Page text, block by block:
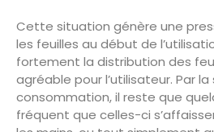
Cette situation génère une
les feuilles au début de
fortement la distribution des
agréable pour l’utilisateur. Par
consommation, il reste que
fréquent que celles-ci